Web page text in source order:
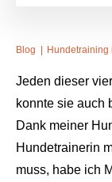
Blog Hundetraining
Jeden dieser
konnte sie auch
Dank meiner
Hundetrainerin
muss, habe ich